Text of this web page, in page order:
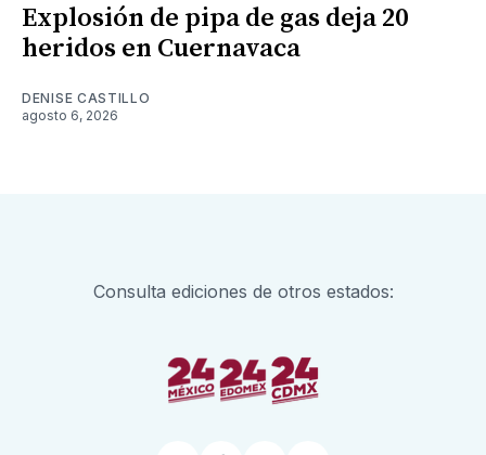
Explosión de pipa de gas deja 20
heridos en Cuernavaca
DENISE CASTILLO
agosto 6, 2026
Consulta ediciones de otros estados: